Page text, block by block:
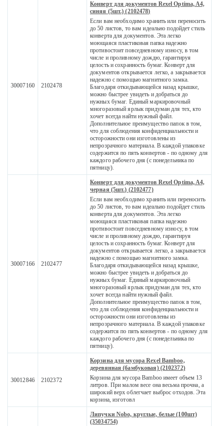
30007160 2102478
Конверт для документов Rexel Optima, A4,
синяя (5шт.) (2102478)
Если вам необходимо хранить или переносить
до 50 листов, то вам идеально подойдет стиль
конверта для документов. Эта легко
моющаяся пластиковая папка надежно
противостоит повседневному износу, в том
числе и проливному дождю, гарантируя
целость и сохранность бумаг. Конверт для
документов открывается легко, а закрывается
надежно с помощью магнитного замка.
Благодаря откидывающейся назад крышке,
можно быстрее увидеть и добраться до
нужных бумаг. Единый маркировочный
многоразовый ярлык придуман для тех, кто
хочет всегда найти нужный файл.
Дополнительное преимущество папок в том,
что для соблюдения конфиденциальности и
осторожности они изготовлены из
непрозрачного материала. В каждой упаковке
содержится по пять конвертов - по одному для
каждого рабочего дня (с понедельника по
пятницу).
30007166 2102477
Конверт для документов Rexel Optima, A4,
черная (5шт.) (2102477)
Если вам необходимо хранить или переносить
до 50 листов, то вам идеально подойдет стиль
конверта для документов. Эта легко
моющаяся пластиковая папка надежно
противостоит повседневному износу, в том
числе и проливному дождю, гарантируя
целость и сохранность бумаг. Конверт для
документов открывается легко, а закрывается
надежно с помощью магнитного замка.
Благодаря откидывающейся назад крышке,
можно быстрее увидеть и добраться до
нужных бумаг. Единый маркировочный
многоразовый ярлык придуман для тех, кто
хочет всегда найти нужный файл.
Дополнительное преимущество папок в том,
что для соблюдения конфиденциальности и
осторожности они изготовлены из
непрозрачного материала. В каждой упаковке
содержится по пять конвертов - по одному для
каждого рабочего дня (с понедельника по
пятницу).
30012846 2102372
Корзина для мусора Rexel Bamboo,
деревянная (бамбуковая) (2102372)
Корзина для мусора Bamboo имеет объем 13
литров. При малом весе она весьма прочна, а
широкий верх облегчает выброс отходов. Эта
корзина, изготовл
Липучки Nobo, круглые, белые (100шт)
(35034754)